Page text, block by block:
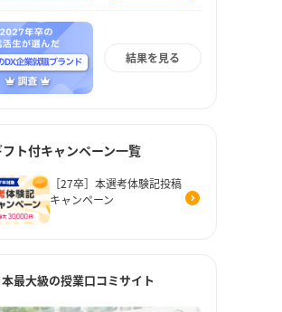
結果を見る
フト付キャンペーン一覧
［27卒］本選考体験記投稿
キャンペーン
本最大級の授業口コミサイト